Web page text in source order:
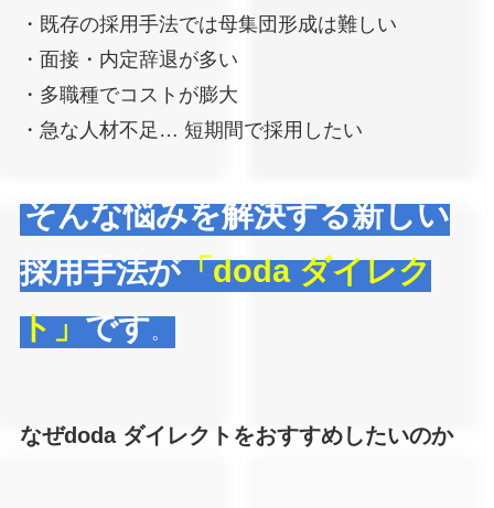
・既存の採用手法では母集団形成は難しい
・面接・内定辞退が多い
・多職種でコストが膨大
・急な人材不足… 短期間で採用したい
そんな悩みを解決する新しい
採用手法が「doda ダイレク
ト」です。
なぜdoda ダイレクトをおすすめしたいのか